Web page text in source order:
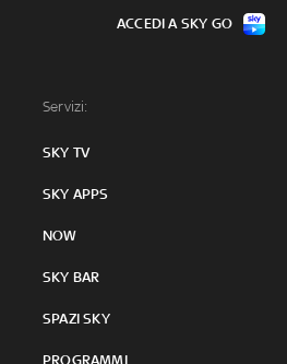
Servizi:
SKY TV
SKY APPS
NOW
SKY BAR
SPAZI SKY
PROGRAMMI
ACCEDI A SKY GO